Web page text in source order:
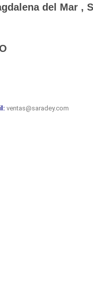
del Mar ,
ventas@saradey.com